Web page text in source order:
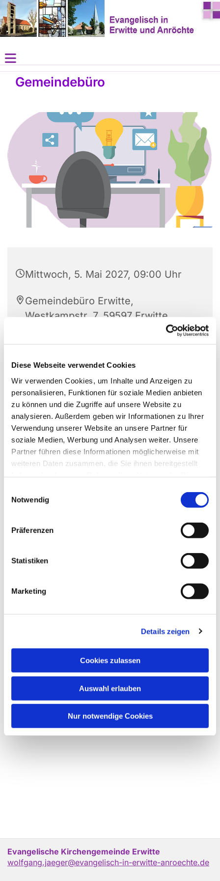
Diese Webseite verwendet Cookies
Wir verwenden Cookies, um Inhalte und Anzeigen zu
personalisieren, Funktionen für soziale Medien anbieten
zu können und die Zugriffe auf unsere Website zu
analysieren. Außerdem geben wir Informationen zu Ihrer
Verwendung unserer Website an unsere Partner für
soziale Medien, Werbung und Analysen weiter. Unsere
Partner führen diese Informationen möglicherweise mit
weiteren Daten zusammen, die Sie ihnen bereitgestellt
Notwendig
Präferenzen
Statistiken
Marketing
Details zeigen
Cookies zulassen
Auswahl erlauben
Nur notwendige Cookies
Gemeindebüro
Mittwoch, 5. Mai 2027, 09:00 Uhr
Gemeindebüro Erwitte,
Westkampstr. 7, 59597 Erwitte
Dies könnte Sie auch
Evangelische Kirchengemeinde Erwitte
wolfgang.jaeger@evangelisch-in-erwitte-anroechte.de